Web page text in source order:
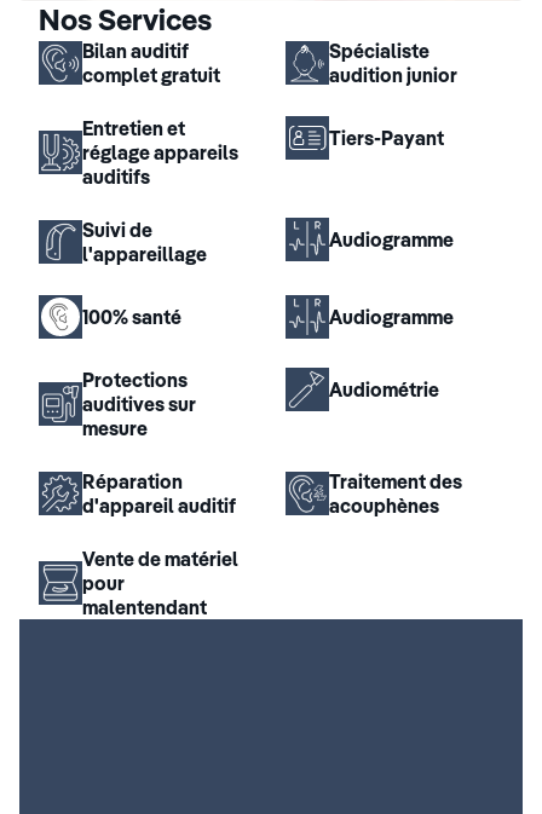
Nos Services
Bilan auditif
complet gratuit
Spécialiste
audition junior
Entretien et
réglage appareils
auditifs
Tiers-Payant
Suivi de
l'appareillage
Audiogramme
100% santé Audiogramme
Protections
auditives sur
mesure
Audiométrie
Réparation
d'appareil auditif
Traitement des
acouphènes
Vente de matériel
pour
malentendant